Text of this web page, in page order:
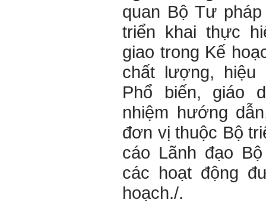
quan Bộ Tư
triển khai thực
giao trong Kế
chất lượng, hiệu
Phổ biến, giáo
nhiệm hướng
đơn vị thuộc Bộ
cáo Lãnh đạo
các hoạt động
hoạch./.